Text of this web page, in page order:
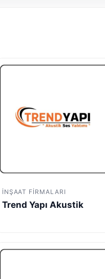
İNŞAAT FIRMALARI
Trend Yapı Akustik